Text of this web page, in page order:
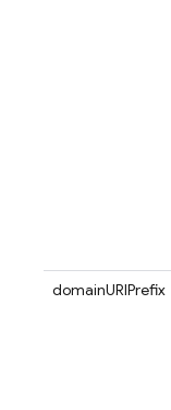
domainURIPrefix